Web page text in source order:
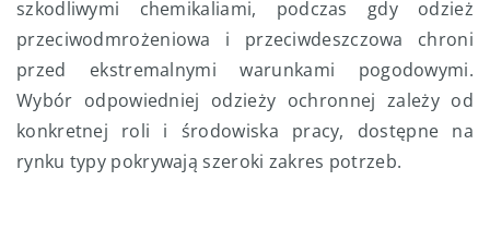
szkodliwymi chemikaliami, podczas gdy odzież
przeciwodmrożeniowa i przeciwdeszczowa chroni
przed ekstremalnymi warunkami pogodowymi.
Wybór odpowiedniej odzieży ochronnej zależy od
konkretnej roli i środowiska pracy, dostępne na
rynku typy pokrywają szeroki zakres potrzeb.